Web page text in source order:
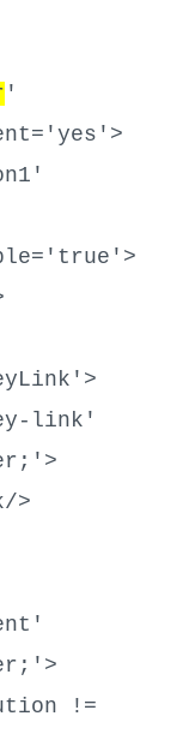
'
link'
>
!=